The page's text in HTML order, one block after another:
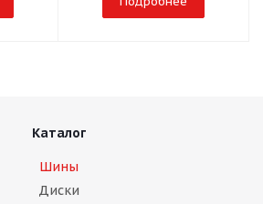
Каталог
Шины
Диски